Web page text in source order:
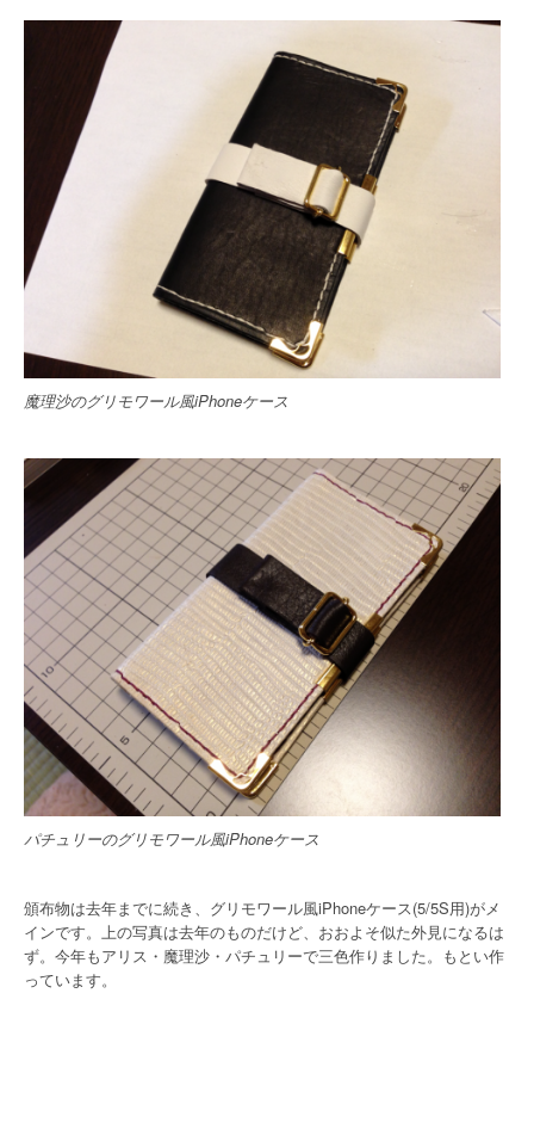
魔理沙のグリモワール風iPhoneケース
パチュリーのグリモワール風iPhoneケース
頒布物は去年までに続き、グリモワール風iPhoneケース(5/5S用)がメ
インです。上の写真は去年のものだけど、おおよそ似た外見になるは
ず。今年もアリス・魔理沙・パチュリーで三色作りました。もとい作
っています。